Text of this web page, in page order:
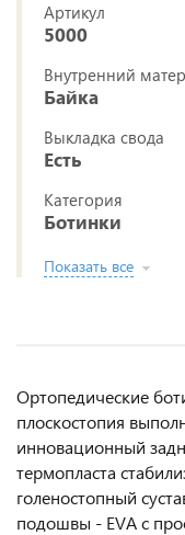
Артикул
5000
Внутренний
Байка
Выкладка свода
Есть
Категория
Ботинки
Показать все
Ортопедические
плоскостопия
инновационный
термопласта
голеностопный
подошвы - EVA с